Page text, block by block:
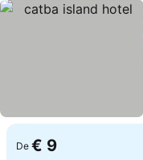
De € 9